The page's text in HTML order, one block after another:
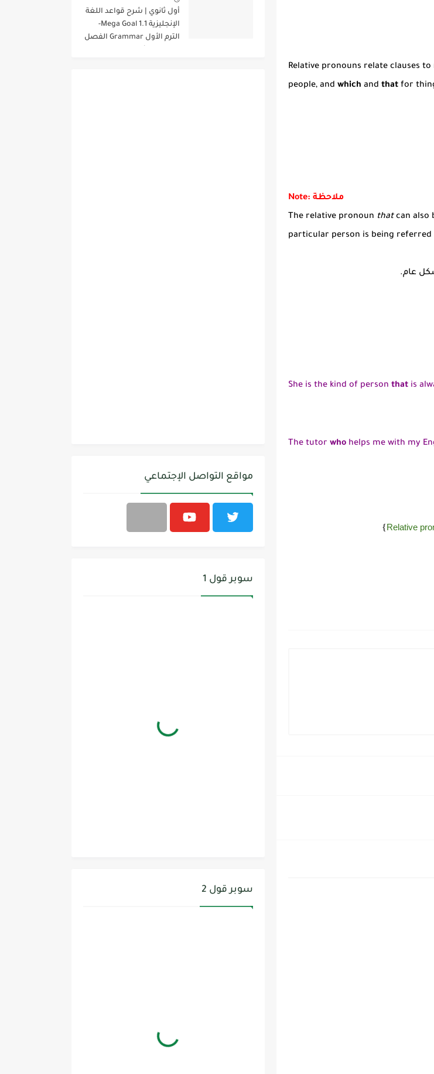
Relative pronouns relate clauses
people, and which and that for
Note: ملاحظة
The relative pronoun thatcan also
particular person is being referred
عام.
She is the kind of person that is
The tutor who helps me with my
Relative
}
أول ثانوي | شرح قواعد اللغة
الإنجليزية 1.1 Mega Goal-
الترم الأول Grammar الفصل
مواقع التواصل الإجتماعي
سوبر قول 1
سوبر قول 2